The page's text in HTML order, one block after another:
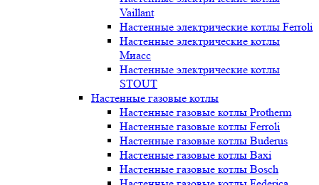
Vaillant
Настенные электрические котлы Ferroli
Настенные электрические котлы
Миасс
Настенные электрические котлы
STOUT
Настенные газовые котлы
Настенные газовые котлы Protherm
Настенные газовые котлы Ferroli
Настенные газовые котлы Buderus
Настенные газовые котлы Baxi
Настенные газовые котлы Bosch